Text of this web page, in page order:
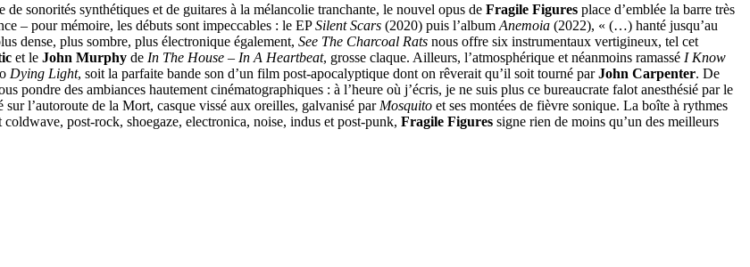
de sonorités synthétiques et de guitares à la mélancolie tranchante, le nouvel opus de Fragile Figures place d’emblée la barre très
– pour mémoire, les débuts sont impeccables : le EPSilent Scars (2020) puis l’album Anemoia (2022), « (…) hanté jusqu’au
dense, plus sombre, plus électronique également, See The Charcoal Rats nous offre six instrumentaux vertigineux, tel cet
et le John Murphy de In The House – In A Heartbeat, grosse claque. Ailleurs, l’atmosphérique et néanmoins ramassé I Know
Dying Light, soit la parfaite bande son d’un film post-apocalyptique dont on rêverait qu’il soit tourné parJohn Carpenter. De
pondre des ambiances hautement cinématographiques : à l’heure où j’écris, je ne suis plus ce bureaucrate falot anesthésié par le
l’autoroute de la Mort, casque vissé aux oreilles, galvanisé par Mosquito et ses montées de fièvre sonique. La boîte à rythmes
post-rock, shoegaze, electronica, noise, indus et post-punk, Fragile Figures signe rien de moins qu’un des meilleurs